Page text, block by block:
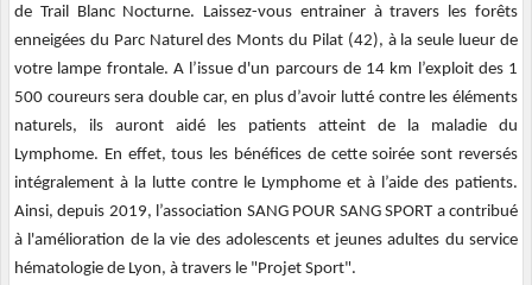
de Trail Blanc Nocturne. Laissez-vous entrainer à travers les forêts
enneigées du Parc Naturel des Monts du Pilat (42), à la seule lueur de
votre lampe frontale. A l’issue d'un parcours de 14 km l’exploit des 1
500 coureurs sera double car, en plus d’avoir lutté contre les éléments
naturels, ils auront aidé les patients atteint de la maladie du
Lymphome. En effet, tous les bénéfices de cette soirée sont reversés
intégralement à la lutte contre le Lymphome et à l’aide des patients.
Ainsi, depuis 2019, l’association SANG POUR SANG SPORT a contribué
à l'amélioration de la vie des adolescents et jeunes adultes du service
hématologie de Lyon, à travers le "Projet Sport".